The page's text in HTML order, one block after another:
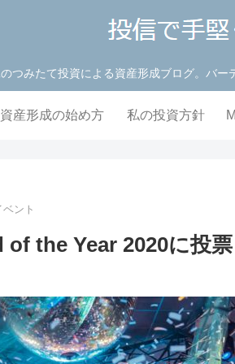
つみたて投資による資産形成ブログ。バ
資産形成の始め方 私の投資方針
ベント
the Year 2020に投